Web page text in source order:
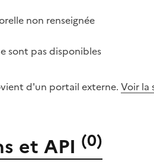
non renseignée
sont pas disponibles
d'un portail externe. Voir la
et API (0)